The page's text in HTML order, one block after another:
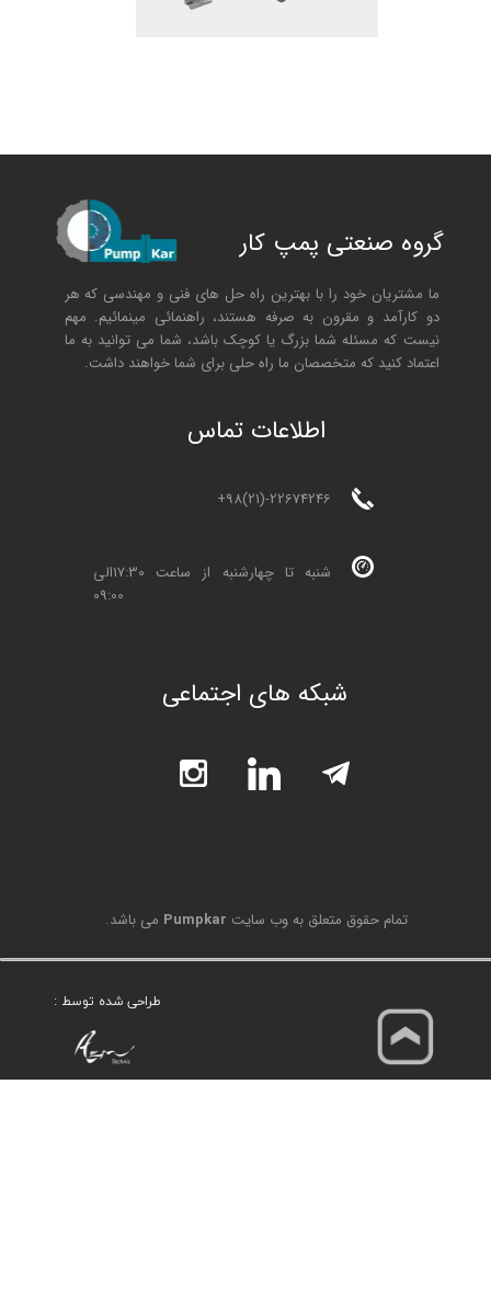
گروه صنعتی پمپ کار
ما مشتریان خود را با بهترین راه حل های فنی و مهندسی که هر
دو کارآمد و مقرون به صرفه هستند، راهنمائی مینمائیم. مهم
نیست که مسئله شما بزرگ یا کوچک باشد، شما می توانید به ما
اعتماد کنید که متخصصان ما راه حلی برای شما خواهند داشت.
اطلاعات تماس
+98(21)-22674246
شنبه تا چهارشنبه از ساعت 17:30الی
09:00
شبکه های اجتماعی
تمام حقوق متعلق به وب سایت Pumpkar می باشد.
طراحی شده توسط :